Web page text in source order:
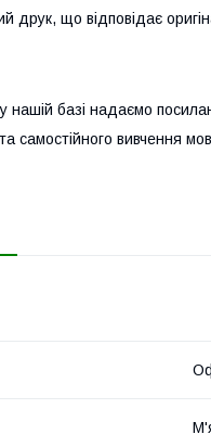
друк, що відповідає
нашій базі надаємо
самостійного вивчення